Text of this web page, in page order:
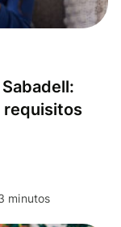
requisitos
minutos